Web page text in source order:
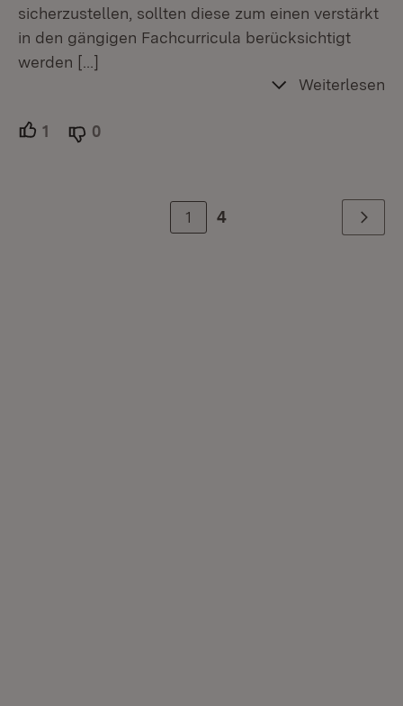
sicherzustellen, sollten diese zum einen verstärkt
in den gängigen Fachcurricula berücksichtigt
werden […]
Weiterlesen
1 Unterstützer.
0
1 4 Weiter